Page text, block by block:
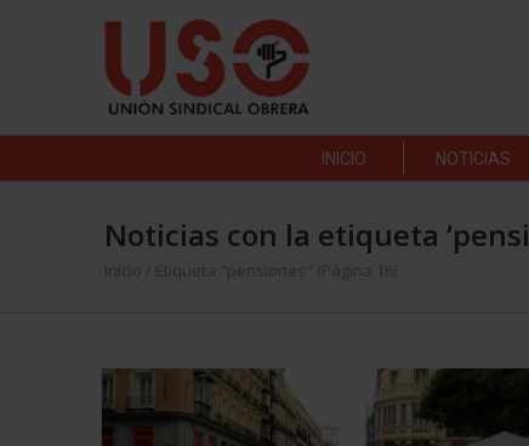
INICIO NOTICIAS
Noticias con la etiqueta
Inicio Etiqueta "pensiones" (Página 16)